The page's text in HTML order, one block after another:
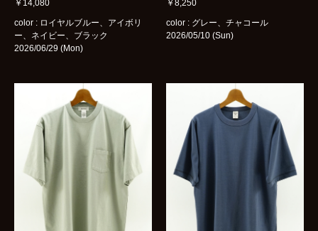
￥14,080
color : ロイヤルブルー、アイボリ
ー、ネイビー、ブラック
2026/06/29 (Mon)
￥8,250
color : グレー、チャコール
2026/05/10 (Sun)